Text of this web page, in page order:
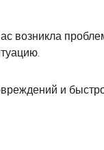
возникла
и